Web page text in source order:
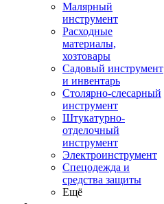
Малярный
инструмент
Расходные
материалы,
хозтовары
Садовый инструмент
и инвентарь
Столярно-слесарный
инструмент
Штукатурно-
отделочный
инструмент
Электроинструмент
Спецодежда и
средства защиты
Ещё